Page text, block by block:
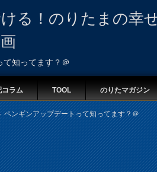
る！のりたまの幸
知ってます？＠
ラム TOOL のりたマガジン
ペンギンアップデートって知ってます？＠